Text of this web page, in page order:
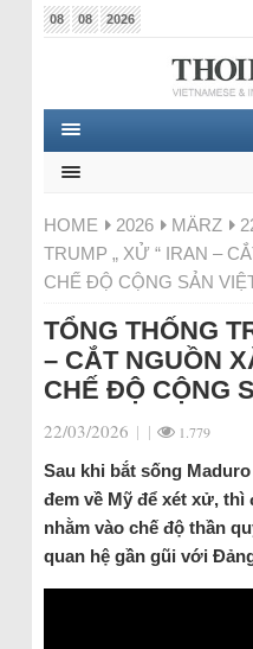
08 08 2026
HOME 2026 MÄRZ
TRUMP „ XỬ “ IRAN –
CHẾ ĐỘ CỘNG SẢN
TỔNG THỐNG
– CẮT NGUỒN
CHẾ ĐỘ CỘNG
22/03/2026 | | 1.779
Sau khi bắt sống
đem về Mỹ để xét xử, thì
nhằm vào chế độ thần
quan hệ gần gũi với